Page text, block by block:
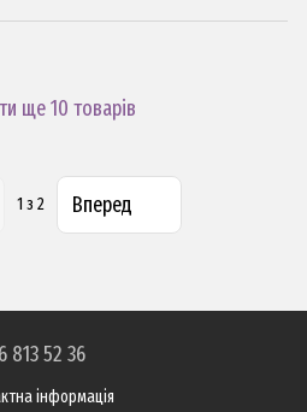
ще 10 товарів
1 з 2 Вперед
813 52 36
інформація